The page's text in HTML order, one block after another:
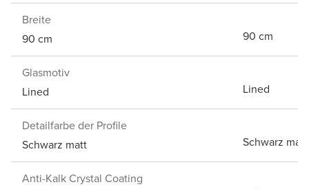
Breite
90 cm
90 cm
Glasmotiv
Lined
Lined
Detailfarbe der Profile
Schwarz matt
Schwarz matt
Anti-Kalk Crystal Coating